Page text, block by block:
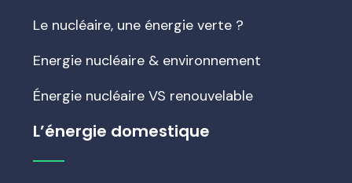
Le nucléaire, une énergie verte ?
Energie nucléaire & environnement
Énergie nucléaire VS renouvelable
L’énergie domestique